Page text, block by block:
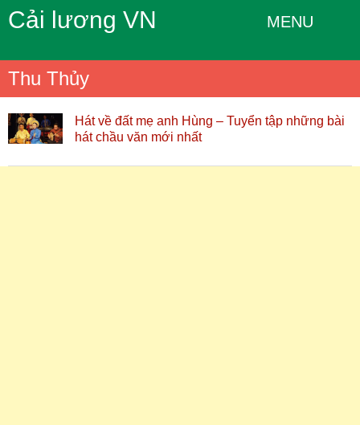
Cải lương VN MENU
Thu Thủy
Hát về đất mẹ anh Hùng – Tuyển tập những bài
hát chầu văn mới nhất